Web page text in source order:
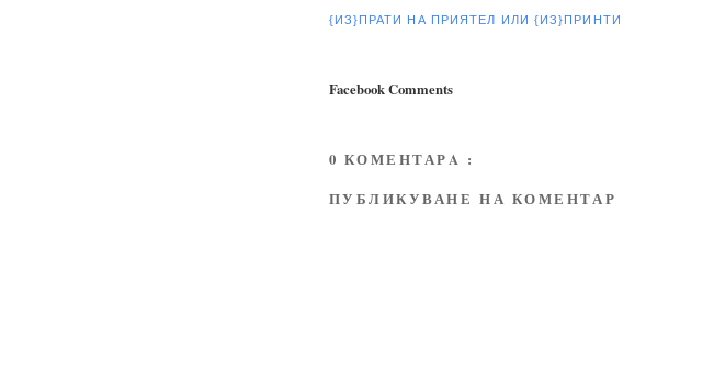
{ИЗ}ПРАТИ НА ПРИЯТЕЛ ИЛИ {ИЗ}ПРИНТИ
Facebook Comments
0 КОМЕНТАРA :
ПУБЛИКУВАНЕ НА КОМЕНТАР